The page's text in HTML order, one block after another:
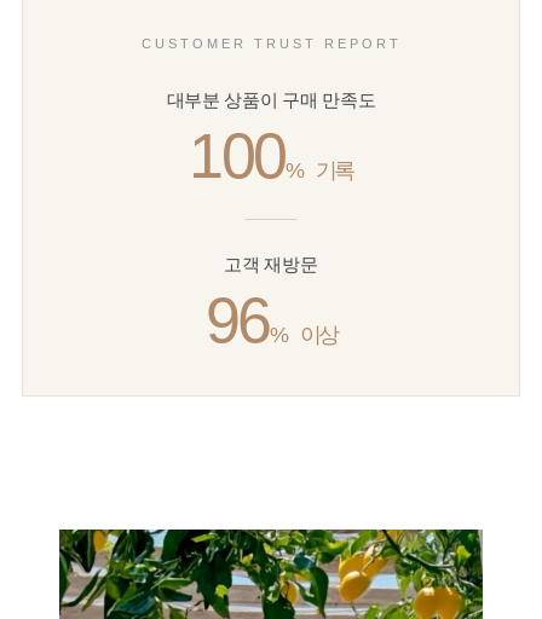
CUSTOMER TRUST REPORT
대부분 상품이 구매 만족도
100% 기록
고객 재방문
96% 이상